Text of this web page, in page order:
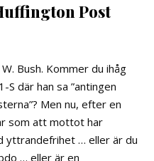
Post
Bush. Kommer du ihåg
där han sa ”antingen
Men nu, efter en
som att mottot har
yttrandefrihet … eller är du
… eller är en